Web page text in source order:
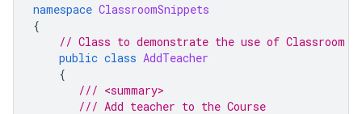
namespace ClassroomSnippets
{
// Class to demonstrate the use of Classroom
public class AddTeacher
{
/// <summary>
/// Add teacher to the Course